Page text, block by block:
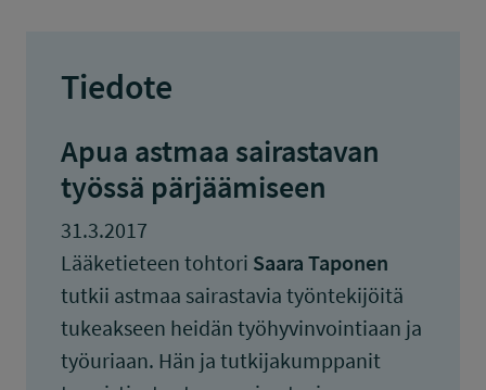
Tiedote
Apua astmaa sairastavan
työssä pärjäämiseen
31.3.2017
Lääketieteen tohtori Saara Taponen
tutkii astmaa sairastavia työntekijöitä
tukeakseen heidän työhyvinvointiaan ja
työuriaan. Hän ja tutkijakumppanit